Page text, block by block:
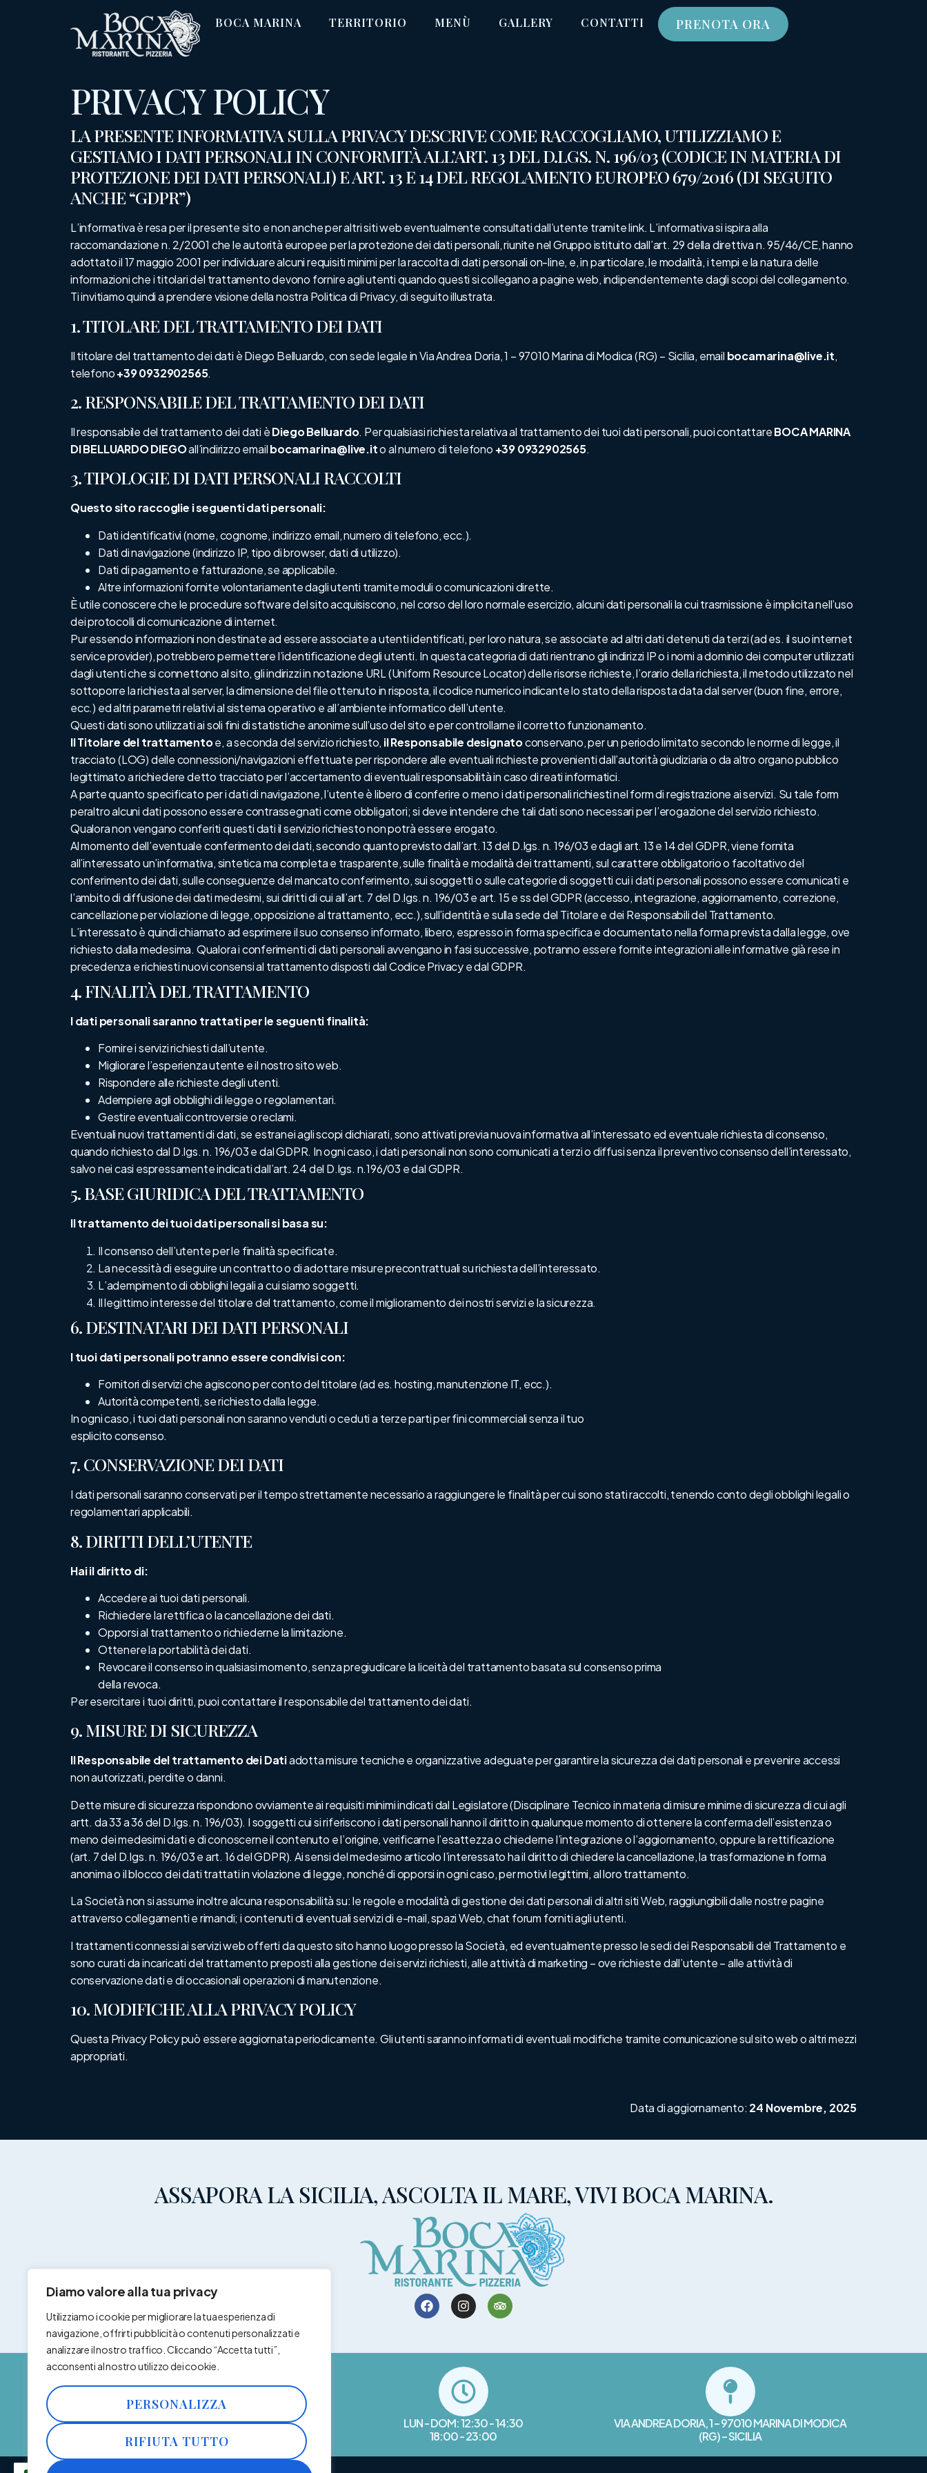
Diamo valore alla tua privacy
Utilizziamo i cookie per migliorare la tua esperienza di
navigazione, offrirti pubblicità o contenuti personalizzati e
analizzare il nostro traffico. Cliccando “Accetta tutti”,
acconsenti al nostro utilizzo dei cookie.
PERSONALIZZA
RIFIUTA TUTTO
BOCA MARINA TERRITORIO MENÙ GALLERY CONTATTI PRENOTA ORA
PRIVACY POLICY
LA PRESENTE INFORMATIVA SULLA PRIVACY DESCRIVE COME RACCOGLIAMO, UTILIZZIAMO E
GESTIAMO I DATI PERSONALI IN CONFORMITÀ ALL’ART. 13 DEL D.LGS. N. 196/03 (CODICE IN MATERIA DI
PROTEZIONE DEI DATI PERSONALI) E ART. 13 E 14 DEL REGOLAMENTO EUROPEO 679/2016 (DI SEGUITO
ANCHE “GDPR”)
L’informativa è resa per il presente sito e non anche per altri siti web eventualmente consultati dall’utente tramite link. L’informativa si ispira alla
raccomandazione n. 2/2001 che le autorità europee per la protezione dei dati personali, riunite nel Gruppo istituito dall’art. 29 della direttiva n. 95/46/CE, hanno
adottato il 17 maggio 2001 per individuare alcuni requisiti minimi per la raccolta di dati personali on-line, e, in particolare, le modalità, i tempi e la natura delle
informazioni che i titolari del trattamento devono fornire agli utenti quando questi si collegano a pagine web, indipendentemente dagli scopi del collegamento.
Ti invitiamo quindi a prendere visione della nostra Politica di Privacy, di seguito illustrata.
1. TITOLARE DEL TRATTAMENTO DEI DATI
Il titolare del trattamento dei dati è Diego Belluardo, con sede legale in Via Andrea Doria, 1 – 97010 Marina di Modica (RG) – Sicilia, email bocamarina@live.it,
telefono+39 0932902565.
2. RESPONSABILE DEL TRATTAMENTO DEI DATI
Il responsabile del trattamento dei dati èDiego Belluardo. Per qualsiasi richiesta relativa al trattamento dei tuoi dati personali, puoi contattareBOCA MARINA
DI BELLUARDO DIEGOall’indirizzo emailbocamarina@live.ito al numero di telefono +39 0932902565.
3. TIPOLOGIE DI DATI PERSONALI RACCOLTI
Questo sito raccoglie i seguenti dati personali:
Dati identificativi (nome, cognome, indirizzo email, numero di telefono, ecc.).
Dati di navigazione (indirizzo IP, tipo di browser, dati di utilizzo).
Dati di pagamento e fatturazione, se applicabile.
Altre informazioni fornite volontariamente dagli utenti tramite moduli o comunicazioni dirette.
È utile conoscere che le procedure software del sito acquisiscono, nel corso del loro normale esercizio, alcuni dati personali la cui trasmissione è implicita nell’uso
dei protocolli di comunicazione di internet.
Pur essendo informazioni non destinate ad essere associate a utenti identificati, per loro natura, se associate ad altri dati detenuti da terzi (ad es. il suo internet
service provider), potrebbero permettere l’identificazione degli utenti. In questa categoria di dati rientrano gli indirizzi IP o i nomi a dominio dei computer utilizzati
dagli utenti che si connettono al sito, gli indirizzi in notazione URL (Uniform Resource Locator) delle risorse richieste, l’orario della richiesta, il metodo utilizzato nel
sottoporre la richiesta al server, la dimensione del file ottenuto in risposta, il codice numerico indicante lo stato della risposta data dal server (buon fine, errore,
ecc.) ed altri parametri relativi al sistema operativo e all’ambiente informatico dell’utente.
Questi dati sono utilizzati ai soli fini di statistiche anonime sull’uso del sito e per controllarne il corretto funzionamento.
Il Titolare del trattamentoe, a seconda del servizio richiesto, il Responsabile designatoconservano, per un periodo limitato secondo le norme di legge, il
tracciato (LOG) delle connessioni/navigazioni effettuate per rispondere alle eventuali richieste provenienti dall’autorità giudiziaria o da altro organo pubblico
legittimato a richiedere detto tracciato per l’accertamento di eventuali responsabilità in caso di reati informatici.
A parte quanto specificato per i dati di navigazione, l’utente è libero di conferire o meno i dati personali richiesti nel form di registrazione ai servizi. Su tale form
peraltro alcuni dati possono essere contrassegnati come obbligatori; si deve intendere che tali dati sono necessari per l’erogazione del servizio richiesto.
Qualora non vengano conferiti questi dati il servizio richiesto non potrà essere erogato.
Al momento dell’eventuale conferimento dei dati, secondo quanto previsto dall’art. 13 del D.lgs. n. 196/03 e dagli art. 13 e 14 del GDPR, viene fornita
all’interessato un’informativa, sintetica ma completa e trasparente, sulle finalità e modalità dei trattamenti, sul carattere obbligatorio o facoltativo del
conferimento dei dati, sulle conseguenze del mancato conferimento, sui soggetti o sulle categorie di soggetti cui i dati personali possono essere comunicati e
l’ambito di diffusione dei dati medesimi, sui diritti di cui all’art. 7 del D.lgs. n. 196/03 e art. 15 e ss del GDPR (accesso, integrazione, aggiornamento, correzione,
cancellazione per violazione di legge, opposizione al trattamento, ecc.), sull’identità e sulla sede del Titolare e dei Responsabili del Trattamento.
L’interessato è quindi chiamato ad esprimere il suo consenso informato, libero, espresso in forma specifica e documentato nella forma prevista dalla legge, ove
richiesto dalla medesima. Qualora i conferimenti di dati personali avvengano in fasi successive, potranno essere fornite integrazioni alle informative già rese in
precedenza e richiesti nuovi consensi al trattamento disposti dal Codice Privacy e dal GDPR.
4. FINALITÀ DEL TRATTAMENTO
I dati personali saranno trattati per le seguenti finalità:
Fornire i servizi richiesti dall’utente.
Migliorare l’esperienza utente e il nostro sito web.
Rispondere alle richieste degli utenti.
Adempiere agli obblighi di legge o regolamentari.
Gestire eventuali controversie o reclami.
Eventuali nuovi trattamenti di dati, se estranei agli scopi dichiarati, sono attivati previa nuova informativa all’interessato ed eventuale richiesta di consenso,
quando richiesto dal D.lgs. n. 196/03 e dal GDPR. In ogni caso, i dati personali non sono comunicati a terzi o diffusi senza il preventivo consenso dell’interessato,
salvo nei casi espressamente indicati dall’art. 24 del D.lgs. n.196/03 e dal GDPR.
5. BASE GIURIDICA DEL TRATTAMENTO
Il trattamento dei tuoi dati personali si basa su:
Il consenso dell’utente per le finalità specificate.
La necessità di eseguire un contratto o di adottare misure precontrattuali su richiesta dell’interessato.
L’adempimento di obblighi legali a cui siamo soggetti.
Il legittimo interesse del titolare del trattamento, come il miglioramento dei nostri servizi e la sicurezza.
6. DESTINATARI DEI DATI PERSONALI
I tuoi dati personali potranno essere condivisi con:
Fornitori di servizi che agiscono per conto del titolare (ad es. hosting, manutenzione IT, ecc.).
Autorità competenti, se richiesto dalla legge.
In ogni caso, i tuoi dati personali non saranno venduti o ceduti a terze parti per fini commerciali senza il tuo
esplicito consenso.
7. CONSERVAZIONE DEI DATI
I dati personali saranno conservati per il tempo strettamente necessario a raggiungere le finalità per cui sono stati raccolti, tenendo conto degli obblighi legali o
regolamentari applicabili.
8. DIRITTI DELL’UTENTE
Hai il diritto di:
Accedere ai tuoi dati personali.
Richiedere la rettifica o la cancellazione dei dati.
Opporsi al trattamento o richiederne la limitazione.
Ottenere la portabilità dei dati.
Revocare il consenso in qualsiasi momento, senza pregiudicare la liceità del trattamento basata sul consenso prima
della revoca.
Per esercitare i tuoi diritti, puoi contattare ilresponsabile del trattamento dei dati.
9. MISURE DI SICUREZZA
Il Responsabile del trattamento dei Datiadotta misure tecniche e organizzative adeguate per garantire la sicurezza dei dati personali e prevenire accessi
non autorizzati, perdite o danni.
Dette misure di sicurezza rispondono ovviamente ai requisiti minimi indicati dal Legislatore (Disciplinare Tecnico in materia di misure minime di sicurezza di cui agli
artt. da 33 a 36 del D.lgs. n. 196/03). I soggetti cui si riferiscono i dati personali hanno il diritto in qualunque momento di ottenere la conferma dell’esistenza o
meno dei medesimi dati e di conoscerne il contenuto e l’origine, verificarne l’esattezza o chiederne l’integrazione o l’aggiornamento, oppure la rettificazione
(art. 7 del D.lgs. n. 196/03 e art. 16 del GDPR). Ai sensi del medesimo articolo l’interessato ha il diritto di chiedere la cancellazione, la trasformazione in forma
anonima o il blocco dei dati trattati in violazione di legge, nonché di opporsi in ogni caso, per motivi legittimi, al loro trattamento.
La Società non si assume inoltre alcuna responsabilità su: le regole e modalità di gestione dei dati personali di altri siti Web, raggiungibili dalle nostre pagine
attraverso collegamenti e rimandi; i contenuti di eventuali servizi di e-mail, spazi Web, chat forum forniti agli utenti.
I trattamenti connessi ai servizi web offerti da questo sito hanno luogo presso la Società, ed eventualmente presso le sedi dei Responsabili del Trattamento e
sono curati da incaricati del trattamento preposti alla gestione dei servizi richiesti, alle attività di marketing – ove richieste dall’utente – alle attività di
conservazione dati e di occasionali operazioni di manutenzione.
10. MODIFICHE ALLA PRIVACY POLICY
Questa Privacy Policy può essere aggiornata periodicamente. Gli utenti saranno informati di eventuali modifiche tramite comunicazione sul sito web o altri mezzi
appropriati.
Data di aggiornamento: 24 Novembre, 2025
ASSAPORA LA SICILIA, ASCOLTA IL MARE, VIVI BOCA MARINA.
+39 0932902565
LUN - DOM: 12:30 - 14:30
18:00 - 23:00
VIA ANDREA DORIA, 1 – 97010 MARINA DI MODICA
(RG) – SICILIA